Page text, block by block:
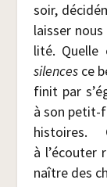
soir,
lais­ser
li­té. Quelle
silencesce
finit par
à son petit-
à l’écouter
naître des